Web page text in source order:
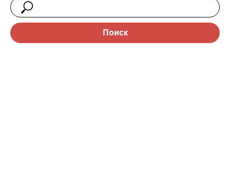
Поиск